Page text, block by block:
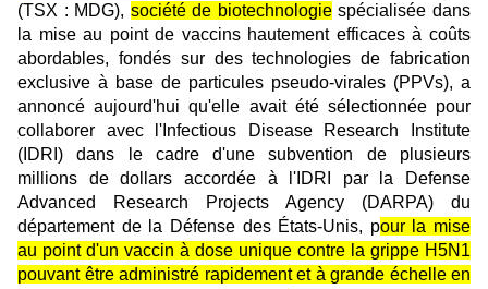
(TSX : MDG), société de biotechnologiespécialisée dans
la mise au point de vaccins hautement efficaces à coûts
abordables, fondés sur des technologies de fabrication
exclusive à base de particules pseudo-virales (PPVs), a
annoncé aujourd'hui qu'elle avait été sélectionnée pour
collaborer avec l'Infectious Disease Research Institute
(IDRI) dans le cadre d'une subvention de plusieurs
millions de dollars accordée à l'IDRI par la Defense
Advanced Research Projects Agency (DARPA) du
département de la Défense des États-Unis, pour la mise
au point d'un vaccin à dose unique contre la grippe H5N1
pouvant être administré rapidement et à grande échelle en